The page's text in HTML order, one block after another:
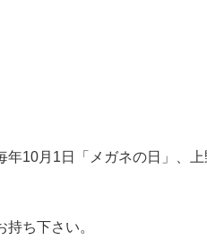
10月1日「メガネの日」、
ち下さい。